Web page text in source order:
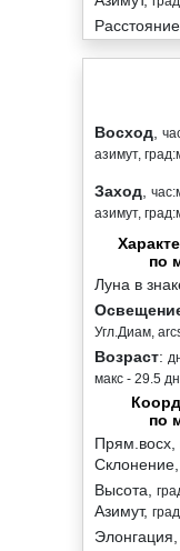
Восход
азимут,
Заход
азимут,
по
Луна в
Угл.Диам,
Возраст:
макс - 29.5
по
Прям.восх,
Склонение,
Высота,
Азимут,
Элонгация,